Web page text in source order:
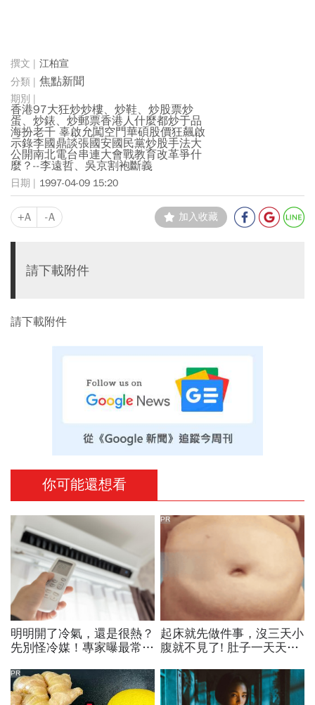
江柏宣
焦點新聞
香港97大狂炒炒樓、炒鞋、炒股票炒
蛋、炒錶、炒郵票香港人什麼都炒于品
海扮老千 辜啟允闖空門華碩股價狂飆啟
示錄李國鼎談張國安國民黨炒股手法大
公開南北電台串連大會戰教育改革爭什
麼？--李遠哲、吳京割袍斷義
1997-04-09 15:20
+A -A 加入收藏
請下載附件
請下載附件
你可能還想看
明明開了冷氣，還是很熱？
先別怪冷媒！專家曝最常出
起床就先做件事，沒三天小
腹就不見了! 肚子一天天變
PR
PR